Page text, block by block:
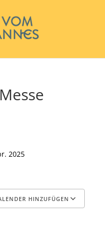
2025
HINZUFÜGEN